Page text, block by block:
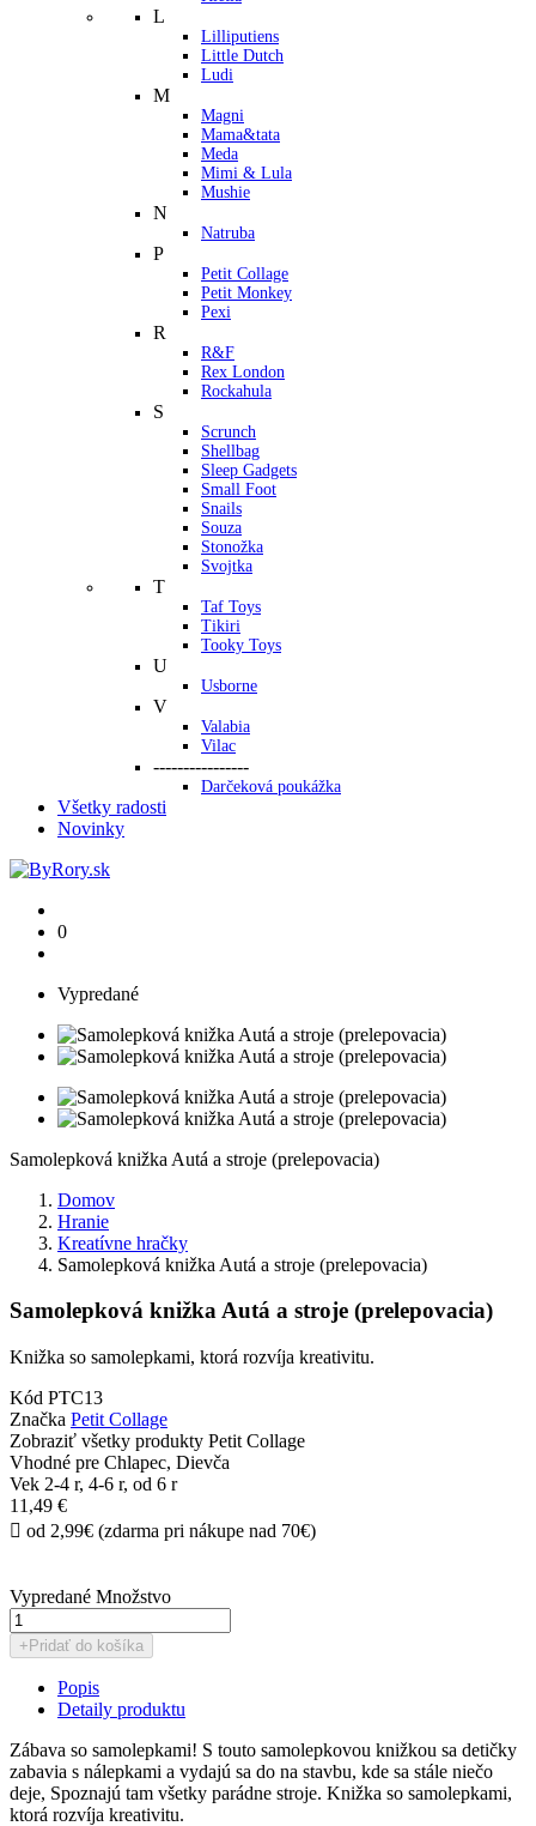
L
Lilliputiens
Little Dutch
Ludi
M
Magni
Mama&tata
Meda
Mimi & Lula
Mushie
N
Natruba
P
Petit Collage
Petit Monkey
Pexi
R
R&F
Rex London
Rockahula
S
Scrunch
Shellbag
Sleep Gadgets
Small Foot
Snails
Souza
Stonožka
Svojtka
T
Taf Toys
Tikiri
Tooky Toys
U
Usborne
V
Valabia
Vilac
----------------
Darčeková poukážka
Všetky radosti
Novinky
0
Vypredané
Samolepková knižka Autá a stroje (prelepovacia)
Domov
Hranie
Kreatívne hračky
Samolepková knižka Autá a stroje (prelepovacia)
Samolepková knižka Autá a stroje (prelepovacia)
Knižka so samolepkami, ktorá rozvíja kreativitu.
Kód PTC13
Značka Petit Collage
Zobraziť všetky produkty Petit Collage
Vhodné pre Chlapec, Dievča
Vek 2-4 r, 4-6 r, od 6 r
11,49 €
 od 2,99€ (zdarma pri nákupe nad 70€)
Vypredané Množstvo
+ Pridať do košíka
Popis
Detaily produktu
Zábava so samolepkami! S touto samolepkovou knižkou sa detičky
zabavia s nálepkami a vydajú sa do na stavbu, kde sa stále niečo
deje, Spoznajú tam všetky parádne stroje. Knižka so samolepkami,
ktorá rozvíja kreativitu.